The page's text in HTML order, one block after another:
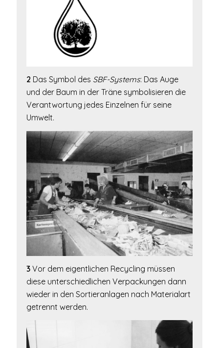
2 Das Symbol des SBF-Systems: Das Auge
und der Baum in der Träne symbolisieren die
Verantwortung jedes Einzelnen für seine
Umwelt.
3Vor dem eigentlichen Recycling müssen
diese unterschiedlichen Verpackungen dann
wieder in den Sortieranlagen nach Materialart
getrennt werden.